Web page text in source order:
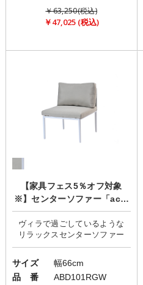
￥63,250(税込)
￥47,025 (税込)
【家具フェス5％オフ対象
※】センターソファー「acbi
SEASIDE」
ヴィラで過ごしているような
サイズ
幅66cm
品 番
ABD101RGW